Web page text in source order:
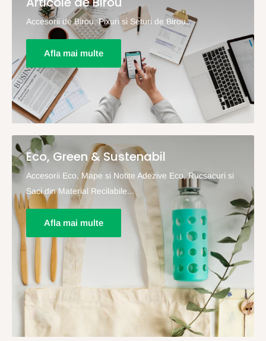
Accesorii de Birou, Pixuri si Seturi de Birou...
Afla mai multe
Eco, Green & Sustenabil
Accesorii Eco, Mape si Notite Adezive Eco, Rucsacuri si
Saci din Material Recilabile...
Afla mai multe